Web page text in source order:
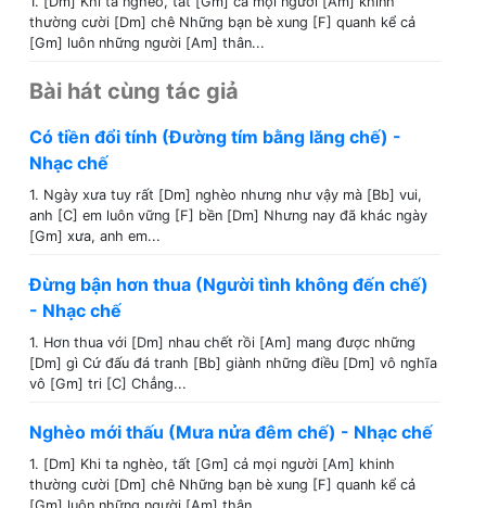
thường cười [Dm] chê Những bạn bè xung [F] quanh kể cả
[Gm] luôn những người [Am] thân...
Bài hát cùng tác giả
Có tiền đổi tính (Đường tím bằng lăng chế) -
Nhạc chế
1. Ngày xưa tuy rất [Dm] nghèo nhưng như vậy mà [Bb] vui,
anh [C] em luôn vững [F] bền [Dm] Nhưng nay đã khác ngày
[Gm] xưa, anh em...
Đừng bận hơn thua (Người tình không đến chế)
- Nhạc chế
1. Hơn thua với [Dm] nhau chết rồi [Am] mang được những
[Dm] gì Cứ đấu đá tranh [Bb] giành những điều [Dm] vô nghĩa
vô [Gm] tri [C] Chẳng...
Nghèo mới thấu (Mưa nửa đêm chế) - Nhạc chế
1. [Dm] Khi ta nghèo, tất [Gm] cả mọi người [Am] khinh
thường cười [Dm] chê Những bạn bè xung [F] quanh kể cả